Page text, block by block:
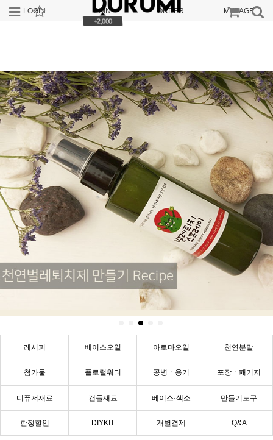
LOGIN JOIN
+2,000
ORDER MYPAGE
레시피 베이스오일 아로마오일 천연분말
첨가물 플로럴워터 공병ㆍ용기 포장ㆍ패키지
디퓨저재료 캔들재료 베이스·색소 만들기도구
한정할인 DIYKIT 개별결제 Q&A